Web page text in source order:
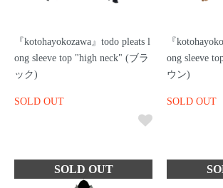
『kotohayokozawa』todo pleats l
ong sleeve top "high neck" (ブラ
ック)
SOLD OUT
『
ong sleeve
ウン)
SOLD OUT